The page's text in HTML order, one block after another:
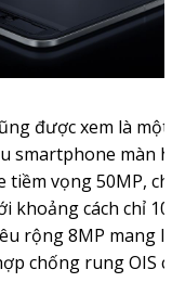
được xem là
smartphone màn
tiềm vọng 50MP,
khoảng cách chỉ
rộng 8MP mang
chống rung OIS